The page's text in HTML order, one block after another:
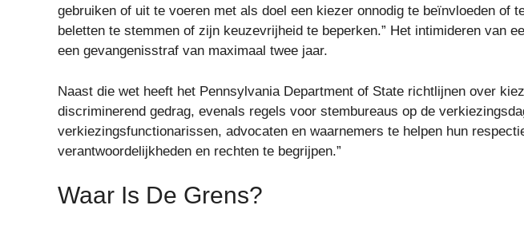
gebruiken of uit te voeren met als doel een kiezer onnodig te beïnvloeden of
beletten te stemmen of zijn keuzevrijheid te beperken.” Het intimideren van
een gevangenisstraf van maximaal twee jaar.
Naast die wet heeft het Pennsylvania Department of State richtlijnen over
discriminerend gedrag, evenals regels voor stembureaus op de
verkiezingsfunctionarissen, advocaten en waarnemers te helpen hun
verantwoordelijkheden en rechten te begrijpen.”
Waar Is De Grens?